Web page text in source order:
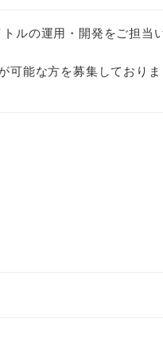
ルの運用・開発をご担当
可能な方を募集しておりま